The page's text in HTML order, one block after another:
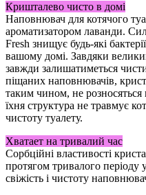
Кришталево чисто в домі
Наповнювач для котячого
ароматизатором лаванди.
Fresh знищує будь-які
вашому домі. Завдяки
завжди залишатиметься
піщаних наповнювачів,
таким чином, не
їхня структура не травмує
чистоту туалету.
Хватает на тривалий час
Сорбційні властивості
протягом тривалого періоду
свіжість і чистоту